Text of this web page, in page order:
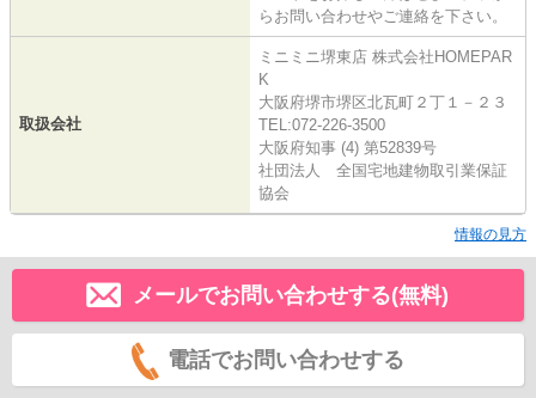
らお問い合わせやご連絡を下さい。
取扱会社
ミニミニ堺東店 株式会社HOMEPAR
K
大阪府堺市堺区北瓦町２丁１－２３
TEL:072-226-3500
大阪府知事 (4) 第52839号
社団法人 全国宅地建物取引業保証
協会
情報の見方
メールでお問い合わせする(無料)
電話でお問い合わせする